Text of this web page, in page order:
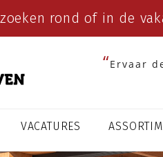
rond of in de
Ervaar
VACATURES